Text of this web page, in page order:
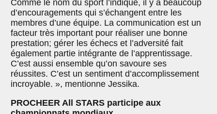
Comme le nom du sport l’indique, il y a beaucoup
d’encouragements qui s’échangent entre les
membres d’une équipe. La communication est un
facteur très important pour réaliser une bonne
prestation; gérer les échecs et l’adversité fait
également partie intégrante de l’apprentissage.
C’est aussi ensemble qu’on savoure ses
réussites. C’est un sentiment d’accomplissement
incroyable. », mentionne Jessika.
PROCHEER All STARS participe aux